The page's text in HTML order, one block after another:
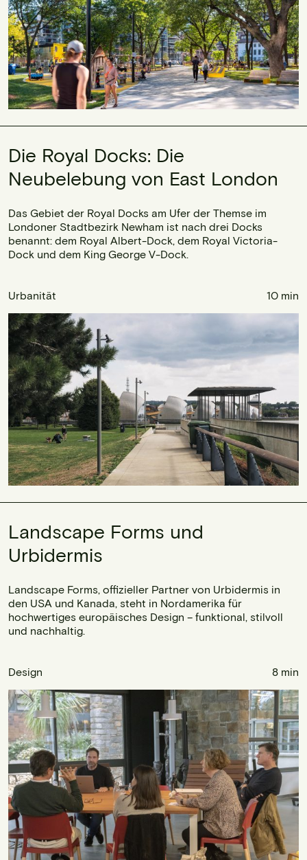
Die Royal Docks: Die
Neubelebung von East London
Das Gebiet der Royal Docks am Ufer der Themse im
Londoner Stadtbezirk Newham ist nach drei Docks
benannt: dem Royal Albert-Dock, dem Royal Victoria-
Dock und dem King George V-Dock.
Urbanität 10 min
Landscape Forms und
Urbidermis
Landscape Forms, offizieller Partner von Urbidermis in
den USA und Kanada, steht in Nordamerika für
hochwertiges europäisches Design – funktional, stilvoll
und nachhaltig.
Design 8 min